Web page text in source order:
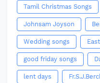
Tamil Christmas Songs
Johnsam Joyson
Wedding songs
good friday songs
lent days